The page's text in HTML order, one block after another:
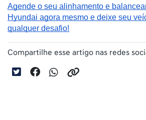
Agende o seu alinhamento e
Hyundai agora mesmo e deixe seu
qualquer desafio!
Compartilhe esse artigo nas redes